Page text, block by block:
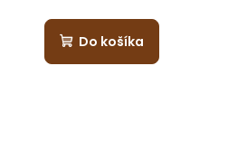
Do košíka